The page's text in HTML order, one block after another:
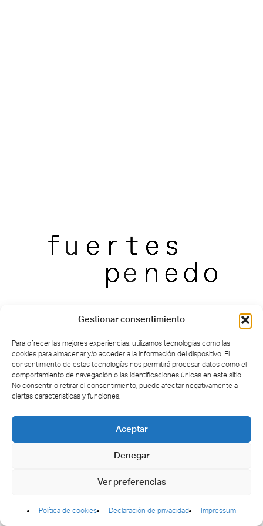
Gestionar consentimiento
Para ofrecer las mejores experiencias, utilizamos tecnologías como las
cookies para almacenar y/o acceder a la información del dispositivo. El
consentimiento de estas tecnologías nos permitirá procesar datos como el
comportamiento de navegación o las identificaciones únicas en este sitio.
No consentir o retirar el consentimiento, puede afectar negativamente a
ciertas características y funciones.
Aceptar
Denegar
Ver preferencias
Política de cookies Declaración de privacidad Impressum